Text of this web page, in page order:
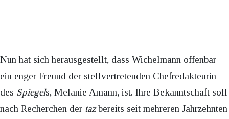
Nun hat sich herausgestellt, dass Wichelmann offenbar
ein enger Freund der stellvertretenden Chefredakteurin
des Spiegels, Melanie Amann, ist. Ihre Bekanntschaft soll
nach Recherchen der tazbereits seit mehreren Jahrzehnten